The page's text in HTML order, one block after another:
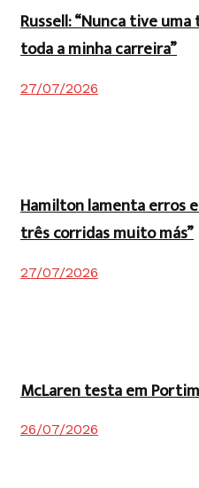
Russell: “Nunca tive
toda a minha carreira”
27/07/2026
Hamilton lamenta erros
três corridas muito más”
27/07/2026
McLaren testa em
26/07/2026